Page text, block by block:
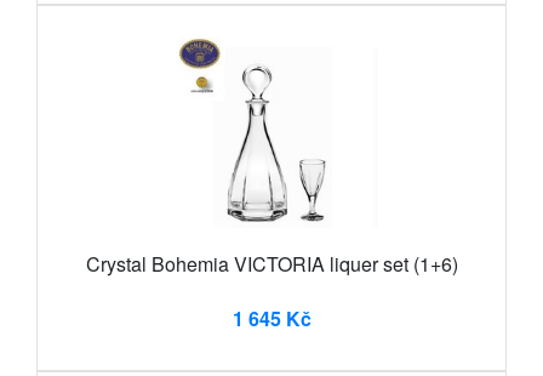
Crystal Bohemia VICTORIA liquer set (1+6)
1 645 Kč